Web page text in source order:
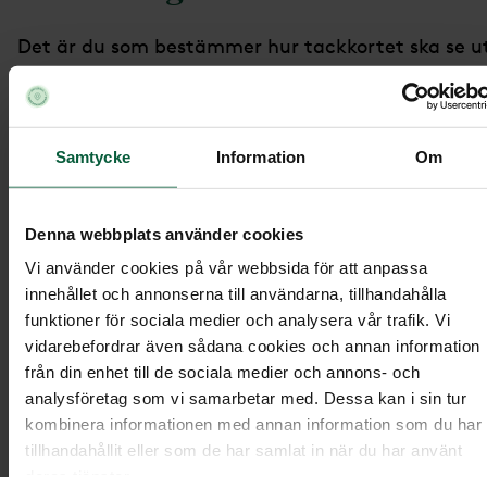
Samtycke Information Om
Denna webbplats använder cookies
Vi använder cookies på vår webbsida för att anpassa
innehållet och annonserna till användarna, tillhandahålla
funktioner för sociala medier och analysera vår trafik. Vi
vidarebefordrar även sådana cookies och annan information
från din enhet till de sociala medier och annons- och
analysföretag som vi samarbetar med. Dessa kan i sin tur
kombinera informationen med annan information som du har
tillhandahållit eller som de har samlat in när du har använt
Det är du som bestämmer hur tackkortet ska se
och vad det ska innehålla. Du kan välja bland
motiv, teman och symboler – eller använda ett
också innehålla en egen text eller hälsning.
Exempel på texter till tackkort
Här är några förslag på formuleringar som du kan
använda eller inspireras av:
Tack för din omtanke och ditt stöd. Det har
varit en stor tröst för oss.
Vi vill framföra vårt varma tack för ditt